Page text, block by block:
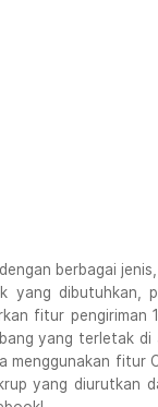
berbagai
yang dibutuhkan,
fitur pengiriman
yang terletak
menggunakan fitur
yang diurutkan